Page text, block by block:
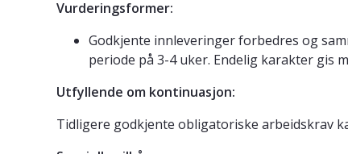
Vurderingsformer:
Godkjente innleveringer forbedres og
periode på 3-4 uker. Endelig karakter gis
Utfyllende om kontinuasjon:
Tidligere godkjente obligatoriske arbeidskrav